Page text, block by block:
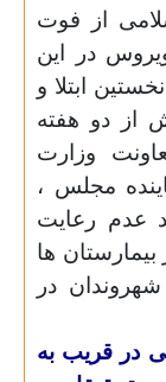
از فوت
در این
ابتلا و
از دو هفته
وزارت
مجلس ،
عدم رعایت
ها
در
در قریب به